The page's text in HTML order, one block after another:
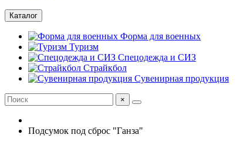
Каталог
Форма для военных
Туризм
Спецодежда и СИЗ
Страйкбол
Сувенирная продукция
×
Подсумок под сброс "Ганза"